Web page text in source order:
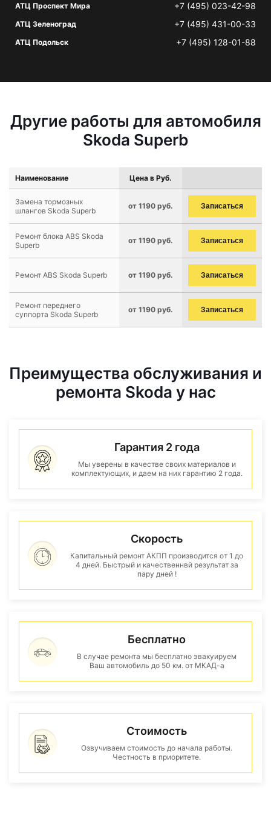
АТЦ Проспект Мира +7 (495) 023-42-98
АТЦ Зеленоград +7 (495) 431-00-33
АТЦ Подольск +7 (495) 128-01-88
Другие работы для автомобиля
Skoda Superb
Наименование Цена в Руб.
Замена тормозных
шлангов Skoda Superb
от 1190 руб. Записаться
Ремонт блока ABS Skoda
Superb
от 1190 руб. Записаться
Ремонт ABS Skoda Superb от 1190 руб. Записаться
Ремонт переднего
суппорта Skoda Superb
от 1190 руб. Записаться
Преимущества обслуживания и
ремонта Skoda у нас
Гарантия 2 года
Мы уверены в качестве своих материалов и
комплектующих, и даем на них гарантию 2 года.
Скорость
Капитальный ремонт АКПП производится от 1 до
4 дней. Быстрый и качественнвй результат за
пару дней !
Бесплатно
В случае ремонта мы бесплатно эвакуируем
Ваш автомобиль до 50 км. от МКАД-а
Стоимость
Озвучиваем стоимость до начала работы.
Честность в приоритете.